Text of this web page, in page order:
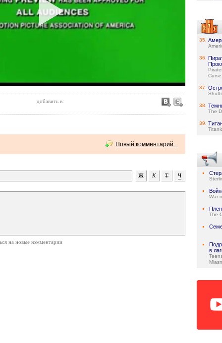
добавить в:
Новый комментарий...
на новые комментарии
35.
36.
37.
38.
The
39.
War
The
в